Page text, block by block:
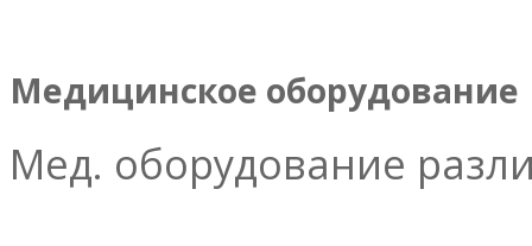
Медицинское оборудование
Мед. оборудование